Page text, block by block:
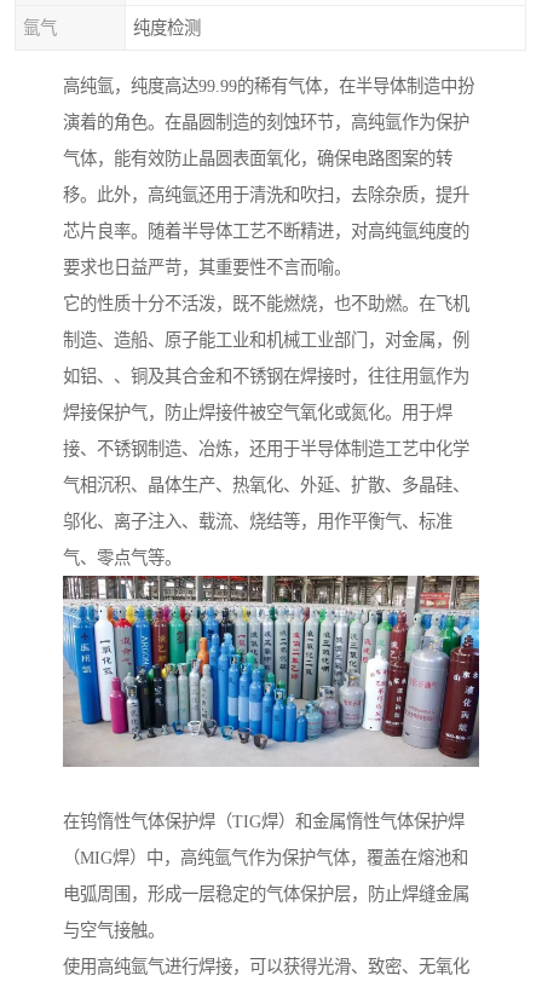
氩气 纯度检测
高纯氩，纯度高达99.99的稀有气体，在半导体制造中扮
演着的角色。在晶圆制造的刻蚀环节，高纯氩作为保护
气体，能有效防止晶圆表面氧化，确保电路图案的转
移。此外，高纯氩还用于清洗和吹扫，去除杂质，提升
芯片良率。随着半导体工艺不断精进，对高纯氩纯度的
要求也日益严苛，其重要性不言而喻。
它的性质十分不活泼，既不能燃烧，也不助燃。在飞机
制造、造船、原子能工业和机械工业部门，对金属，例
如铝、、铜及其合金和不锈钢在焊接时，往往用氩作为
焊接保护气，防止焊接件被空气氧化或氮化。用于焊
接、不锈钢制造、冶炼，还用于半导体制造工艺中化学
气相沉积、晶体生产、热氧化、外延、扩散、多晶硅、
邬化、离子注入、载流、烧结等，用作平衡气、标准
气、零点气等。
在钨惰性气体保护焊（TIG焊）和金属惰性气体保护焊
（MIG焊）中，高纯氩气作为保护气体，覆盖在熔池和
电弧周围，形成一层稳定的气体保护层，防止焊缝金属
与空气接触。
使用高纯氩气进行焊接，可以获得光滑、致密、无氧化